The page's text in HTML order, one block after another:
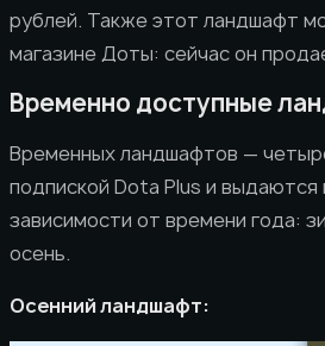
рублей. Также этот ландшафт
магазине Доты: сейчас он
Временно доступные
Временных ландшафтов —
подпиской Dota Plus и выдаются
зависимости от времени года:
осень.
Осенний ландшафт: